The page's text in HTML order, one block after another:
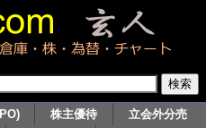
株主優待
立会外分売